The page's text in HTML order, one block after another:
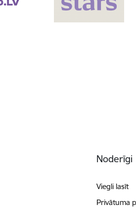
Noderīgi
Viegli lasīt
Privātuma